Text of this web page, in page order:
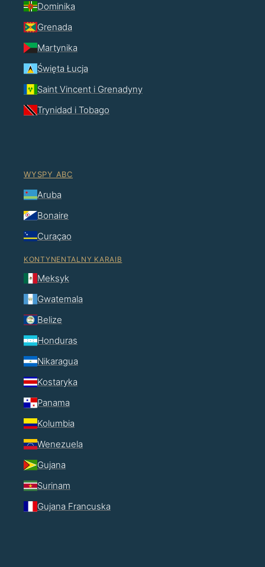
Dominika
Grenada
Martynika
Święta Łucja
Saint Vincent i Grenadyny
Trynidad i Tobago
WYSPY ABC
Aruba
Bonaire
Curaçao
KONTYNENTALNY KARAIB
Meksyk
Gwatemala
Belize
Honduras
Nikaragua
Kostaryka
Panama
Kolumbia
Wenezuela
Gujana
Surinam
Gujana Francuska